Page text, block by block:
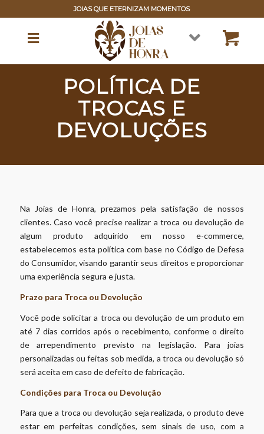
JOIAS QUE ETERNIZAM MOMENTOS
POLÍTICA DE
TROCAS E
DEVOLUÇÕES
Na Joias de Honra, prezamos pela satisfação de nossos
clientes. Caso você precise realizar a troca ou devolução de
algum produto adquirido em nosso e-commerce,
estabelecemos esta política com base no Código de Defesa
do Consumidor, visando garantir seus direitos e proporcionar
uma experiência segura e justa.
Prazo para Troca ou Devolução
Você pode solicitar a troca ou devolução de um produto em
até 7 dias corridos após o recebimento, conforme o direito
de arrependimento previsto na legislação. Para joias
personalizadas ou feitas sob medida, a troca ou devolução só
será aceita em caso de defeito de fabricação.
Condições para Troca ou Devolução
Para que a troca ou devolução seja realizada, o produto deve
estar em perfeitas condições, sem sinais de uso, com a